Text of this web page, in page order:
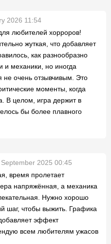
2026 11:54
любителей хорроров!
жуткая, что добавляет
как разнообразно
и механики, но иногда
не очень отзывчивым. Это
моменты, когда
В целом, игра держит в
бы более плавного
September 2025 00:45
время пролетает
напряжённая, а механика
Нужно хорошо
шаг, чтобы выжить. Графика
эффект
всем любителям ужасов